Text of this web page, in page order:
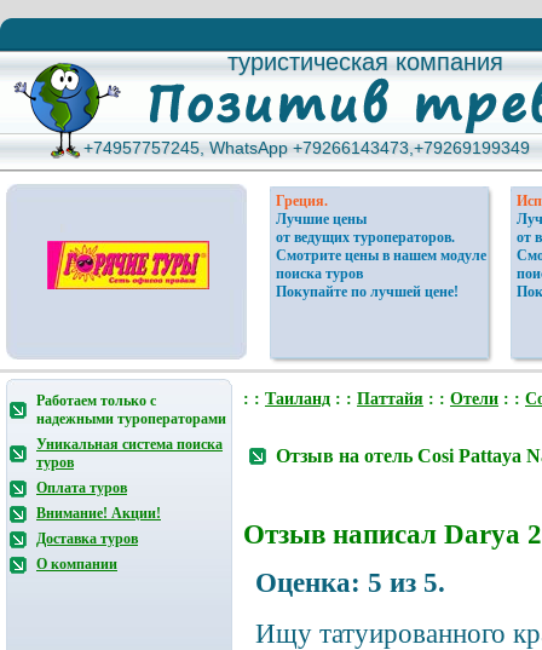
туристическая компания
туристическая компания
+74957757245, WhatsApp +79266143473,+79269199349
+74957757245, WhatsApp +79266143473,+79269199349
Греция.
Лучшие цены
от ведущих туроператоров.
Смотрите цены в нашем модуле
поиска туров
Покупайте по лучшей цене!
от
Работаем только с
надежными туроператорами
Уникальная система поиска
туров
Оплата туров
Внимание! Акции!
Доставка туров
О компании
: : Таиланд : : Паттайя : : Отели : :
Отзыв на отель Cosi Pattaya
Отзыв написал Darya
Оценка: 5 из 5.
Ищу татуированного